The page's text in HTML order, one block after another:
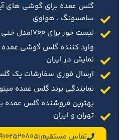
گلس عمده برای گوشی های
سامسونگ ، هواوی
لیست جور برای 1700مدل حتی مدل های جدید
وارد کننده گلس گوشی
نمایش در ایران
ارسال فوری سفارشات پک
نمایندگی برند گلس عمده
بهترین فروشنده گلس عمده
تهران و ایران
تماس مستقیم:09102520805